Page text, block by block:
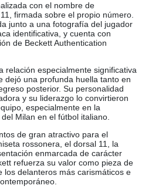
con el nombre de
firmada sobre el propio número.
junto a una fotografía del jugador
identificativa, y cuenta con
de Beckett Authentication
relación especialmente significativa
dejó una profunda huella tanto en
posterior. Su personalidad
y su liderazgo lo convirtieron
especialmente en la
Milan en el fútbol italiano.
de gran atractivo para el
rossonera, el dorsal 11, la
enmarcada de carácter
refuerza su valor como pieza de
los delanteros más carismáticos e